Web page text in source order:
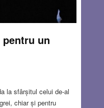
un
la sfârșitul celui de-al
chiar și pentru